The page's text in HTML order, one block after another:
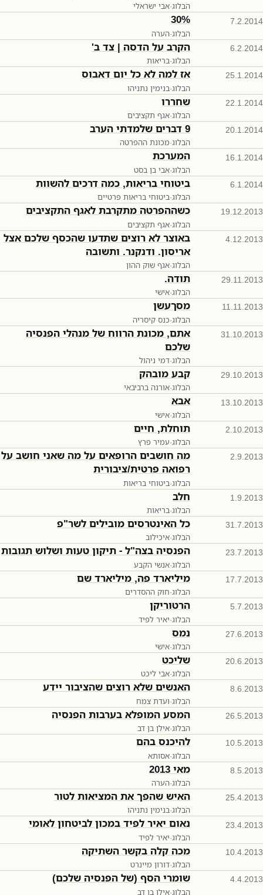
הבלוג·אבי ישראלי
7.2.2014
30%
הבלוג·הערה
6.2.2014 הקרב על הדסה | צד ב'
הבלוג·בריאות
25.1.2014 אז למה לא כל יום דאבוס
הבלוג·בנימין נתניהו
22.1.2014 שחררו
הבלוג·אגף תקציבים
20.1.2014 9 דברים שלמדתי הערב
הבלוג·מכונת ההפרטה
16.1.2014 המערכת
הבלוג·אבי בן בסט
6.1.2014 ביטוחי בריאות, כמה דרכים להשוות
הבלוג·ביטוחי בריאות פרטיים
19.12.2013 כשההפרטה מתקרבת לאגף התקציבים
הבלוג·אגף תקציבים
4.12.2013
באוצר לא רוצים שתדעו שהכסף שלכם אצל
אריסון. ודנקנר. ותשובה
הבלוג·אגף שוק ההון
29.11.2013 תודה.
הבלוג·אישי
11.11.2013 מסךעשן
הבלוג·כנס קיסריה
31.10.2013
אתם, מכונת הרווח של מנהלי הפנסיה
שלכם
הבלוג·דמי ניהול
29.10.2013 קבע מובהק
הבלוג·אורנה ברביבאי
13.10.2013 אבא
הבלוג·אישי
2.10.2013 תוחלת, חיים
הבלוג·עמיר פרץ
2.9.2013
מה חושבים הרופאים על מה שאני חושב על
רפואה פרטית/ציבורית
הבלוג·ביטוחי בריאות
1.9.2013 חלב
הבלוג·בריאות
31.7.2013 כל האינטרסים מובילים לשר"פ
הבלוג·איכילוב
23.7.2013 הפנסיה בצה"ל - תיקון טעות ושלוש תגובות
הבלוג·אנשי הקבע
17.7.2013 מיליארד פה, מיליארד שם
הבלוג·חוק ההסדרים
5.7.2013 הרטוריקן
הבלוג·יאיר לפיד
27.6.2013 נמס
הבלוג·אישי
20.6.2013 שליכט
הבלוג·אבי ליכט
8.6.2013 האנשים שלא רוצים שהציבור יידע
הבלוג·ועדת צמח
26.5.2013 המסע המופלא בערבות הפנסיה
הבלוג·אילן בן דב
10.5.2013 להיכנס בהם
הבלוג·אסותא
8.5.2013 מאי 2013
הבלוג·הערה
25.4.2013 האיש שהפך את המציאות לטור
הבלוג·בנימין נתניהו
23.4.2013 נאום יאיר לפיד במכון לביטחון לאומי
הבלוג·יאיר לפיד
10.4.2013 מכה קלה בקשר השתיקה
הבלוג·דורון מיינרט
4.4.2013 שומרי הסף (של הפנסיה שלכם)
הבלוג·אילן בן דב